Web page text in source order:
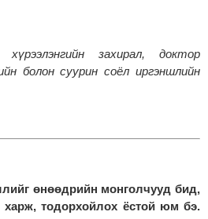
захирал, доктор
болон суурин соёл иргэншлийн
өнөөдрийн монголчууд бид,
харж, тодорхойлох ёстой юм бэ.